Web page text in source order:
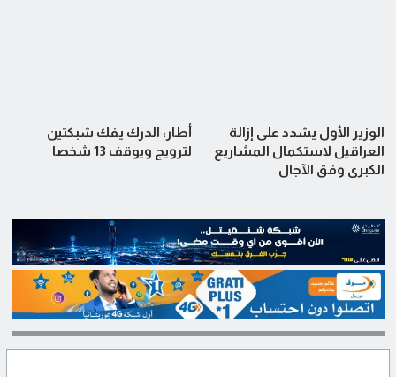
الوزير الأول يشدد على إزالة
العراقيل لاستكمال المشاريع
الكبرى وفق الآجال
أطار: الدرك يفك شبكتين
لترويج ويوقف 13 شخصا